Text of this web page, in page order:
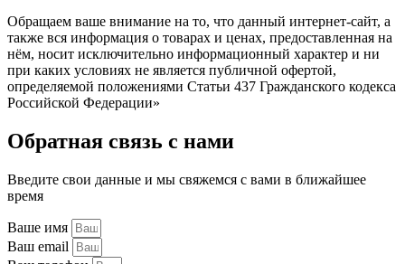
Обращаем ваше внимание на то, что данный интернет-сайт, а
также вся информация о товарах и ценах, предоставленная на
нём, носит исключительно информационный характер и ни
при каких условиях не является публичной офертой,
определяемой положениями Статьи 437 Гражданского кодекса
Российской Федерации»
Обратная связь с нами
Введите свои данные и мы свяжемся с вами в ближайшее
время
Ваше имя
Ваш email